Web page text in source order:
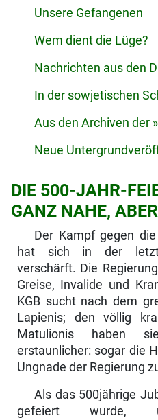
Unsere Gefangenen
Wem dient die Lüge?
Nachrichten aus den
In der sowjetischen
Aus den Archiven der
Neue
DIE 500-JAHR-
GANZ NAHE,
Der Kampf gegen
hat sich in der
verschärft. Die
Greise, Invalide und
KGB sucht nach dem
Lapienis; den völlig
Matulionis haben
erstaunlicher: sogar die
Ungnade der Regierung
Als das 500jährige
gefeiert wurde,